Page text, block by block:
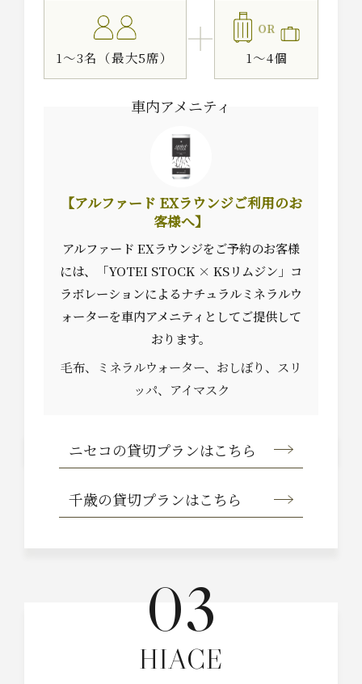
1～3名（最大5席）
OR
1～4個
車内アメニティ
【アルファード EXラウンジご利用のお
客様へ】
アルファード EXラウンジをご予約のお客様
には、「YOTEI STOCK × KSリムジン」コ
ラボレーションによるナチュラルミネラルウ
ォーターを車内アメニティとしてご提供して
おります。
毛布、ミネラルウォーター、おしぼり、スリ
ッパ、アイマスク
ニセコの貸切プランはこちら
千歳の貸切プランはこちら
03
HIACE